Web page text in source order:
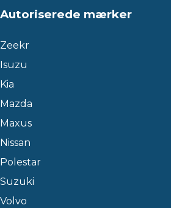
Autoriserede mærker
Zeekr
Isuzu
Kia
Mazda
Maxus
Nissan
Polestar
Suzuki
Volvo